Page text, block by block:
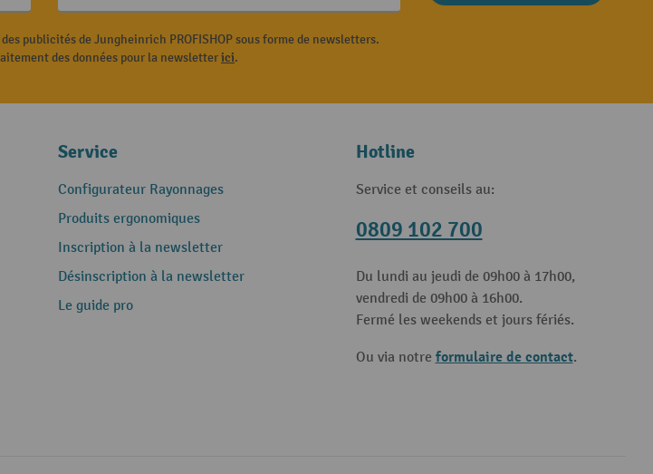
publicités de Jungheinrich PROFISHOP sous forme de newsletters.
des données pour la newsletterici.
Service
Configurateur Rayonnages
Produits ergonomiques
Inscription à la newsletter
Désinscription à la newsletter
Le guide pro
Hotline
Service et conseils au:
0809 102 700
Du lundi au jeudi de 09h00 à 17h00,
vendredi de 09h00 à 16h00.
Fermé les weekends et jours fériés.
Ou via notre formulaire de contact.